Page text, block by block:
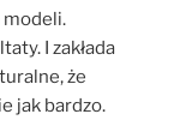
modeli.
I zakłada
że
jak bardzo.